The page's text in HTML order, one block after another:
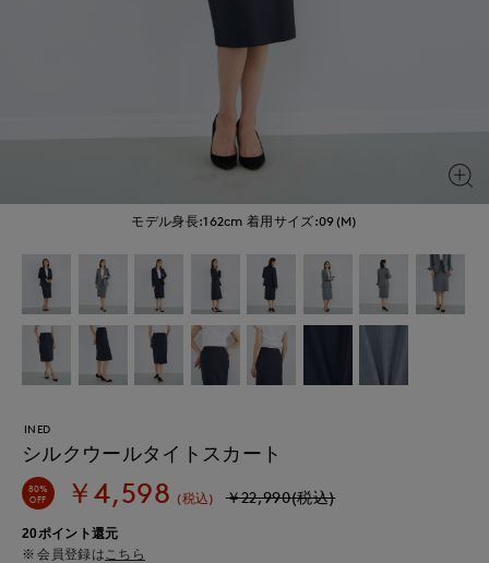
モデル身長:162cm 着用サイズ:09(M)
INED
シルクウールタイトスカート
80%
OFF ￥4,598 (税込) ￥22,990(税込)
20ポイント還元
会員登録は こちら